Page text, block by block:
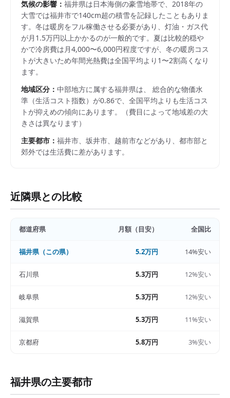
気候の影響： 福井県は日本海側の豪雪地帯で、2018年の
大雪では福井市で140cm超の積雪を記録したこともありま
す。冬は暖房をフル稼働させる必要があり、灯油・ガス代
が月1.5万円以上かかるのが一般的です。夏は比較的穏や
かで冷房費は月4,000〜6,000円程度ですが、冬の暖房コス
トが大きいため年間光熱費は全国平均より1〜2割高くなり
ます。
地域区分： 中部地方に属する福井県は、 総合的な物価水
準（生活コスト指数）が0.86で、 全国平均よりも生活コス
トが抑えめの傾向にあります。
（費目によって地域差の大
きさは異なります）
主要都市： 福井市、坂井市、越前市などがあり、都市部と
郊外では生活費に差があります。
近隣県との比較
都道府県 月額（目安） 全国比
福井県（この県） 5.2万円 14%安い
石川県 5.3万円 12%安い
岐阜県 5.3万円 12%安い
滋賀県 5.3万円 11%安い
京都府 5.8万円 3%安い
福井県の主要都市